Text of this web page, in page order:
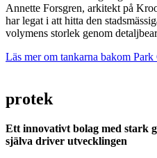
Annette Forsgren, arkitekt på
har legat i att hitta den
volymens storlek genom
Läs mer om tankarna bakom
protek
Ett innovativt bolag med stark
själva driver utvecklingen